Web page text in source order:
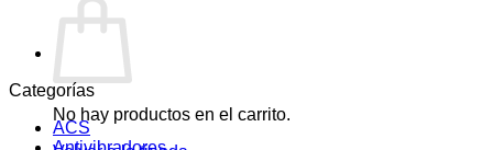
No hay productos en el carrito.
Categorías
ACS